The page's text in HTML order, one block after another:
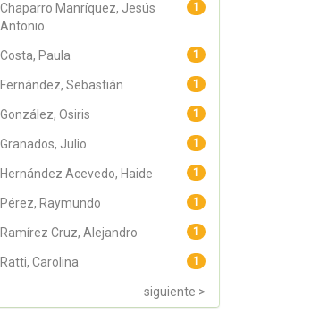
1
Chaparro Manríquez, Jesús
Antonio
1
Costa, Paula
1
Fernández, Sebastián
1
González, Osiris
1
Granados, Julio
1
Hernández Acevedo, Haide
1
Pérez, Raymundo
1
Ramírez Cruz, Alejandro
1
Ratti, Carolina
siguiente >